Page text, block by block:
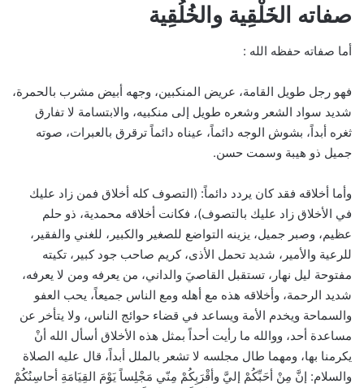
صفاته الخَلْقِية والخُلُقِية
أما صفاته حفظه الله :
فهو رجل طويل القامة، عريض المنكبين، وجهه أبيض مشرب بالحمرة،
شديد سواد الشعر وشعره طويل إلى منكبيه، والابتسامة لا تفارق
ثغره أبداً، بشوش الوجه دائماً، عيناه دائماً ترقرق بالعبرات، صوته
جميل ذو هيبة وسمت حسن.
وأما أخلاقه فقد كان يردد دائماً: (التصوف كله أخلاق فمن زاد عليك
في الأخلاق زاد عليك بالتصوف)، فكانت أخلاقه محمدية، ذو حلم
عظيم، وصبر جميل، يزينه التواضع للصغير والكبير، للغني والفقير،
للرعية والأمير، شديد تحمل الأذى، كريم صاحب جود كبير، تكيته
مفتوحة ليل نهار، تستقبل القاصيَ والداني، من يعرفه ومن لا يعرفه،
شديد الرحمة، وأخلاقه هذه مع أهله ومع الناس جميعاً، يحب العفو
والسماحة ويخدم الأمة ويساعد في قضاء حوائج الناس، ولا يتأخر عن
مساعدة أحد، ووالله ما رأيت أحداً بمثل هذه الأخلاق أسأل الله أنْ
يكرمنا بها، ومهما طال مجلسه لا تشعر بالملل أبداً، قال عليه الصلاة
والسلام: إنَّ مِنْ أحَبِّكُمْ إليَّ وأقْرَبِكُمْ مِنّي مَجْلِساً يَوْمَ القِيَامَةِ أحاسِنُكُمْ